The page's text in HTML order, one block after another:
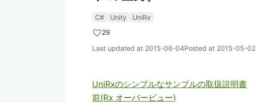
C# Unity
UniRx
29
Last updated at 2015-06-04Posted at 2015-05-02
UniRxのシンプルなサンプルの取扱説明書
前(Rx オーバービュー)